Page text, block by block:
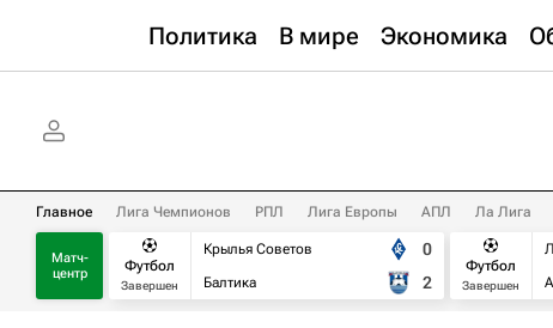
Политика В мире Экономика
Главное Лига Чемпионов РПЛ Лига Европы АПЛ Ла Лига
Матч-
центр
Футбол
Завершен
Крылья Советов
Балтика
0
2
Футбол
Завершен